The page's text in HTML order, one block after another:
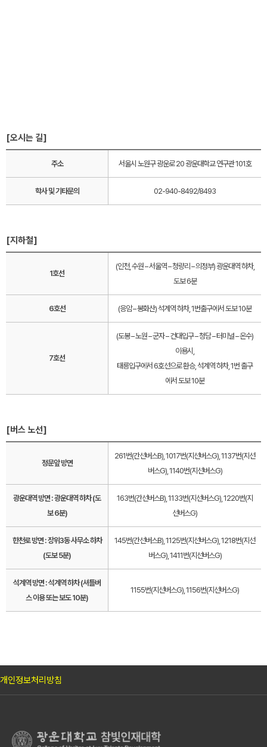
[오시는 길]
주소 서울시 노원구 광운로 20 광운대학교 연구관 101호
학사 및 기타문의 02-940-8492/8493
[지하철]
1호선
(인천, 수원 – 서울역 – 청량리 – 의정부) 광운대역 하차,
도보 6분
6호선 (응암 – 봉화산) 석계역 하차, 1번출구에서 도보 10분
7호선
(도봉 – 노원 – 군자 – 건대입구 – 청담 – 터미널 – 온수)
이용시,
태릉입구에서 6호선으로 환승, 석계역 하차, 1번 출구
에서 도보 10분
[버스 노선]
정문앞 방면
261번(간선버스B), 1017번(지선버스G), 1137번(지선
버스G), 1140번(지선버스G)
광운대역 방면 : 광운대역 하차 (도
보 6분)
163번(간선버스B), 1133번(지선버스G), 1220번(지
선버스G)
한천로 방면 : 장위3동 사무소 하차
(도보 5분)
145번(간선버스B), 1125번(지선버스G), 1218번(지선
버스G), 1411번(지선버스G)
석계역 방면 : 석계역 하차 (셔틀버
스 이용 또는 보도 10분)
1155번(지선버스G), 1156번(지선버스G)
개인정보처리방침